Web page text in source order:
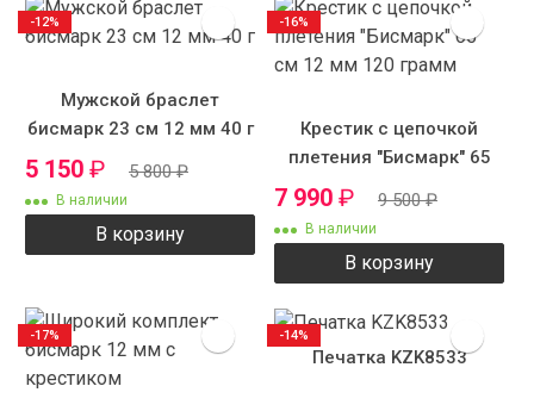
Мужской браслет
бисмарк 23 см 12 мм 40 г
5 150 ₽ 5 800₽
В наличии
В корзину
-12%
Крестик с цепочкой
плетения "Бисмарк" 65
см 12 мм 120 грамм
7 990 ₽ 9 500₽
В наличии
В корзину
-16%
-17%
Печатка KZK8533
-14%